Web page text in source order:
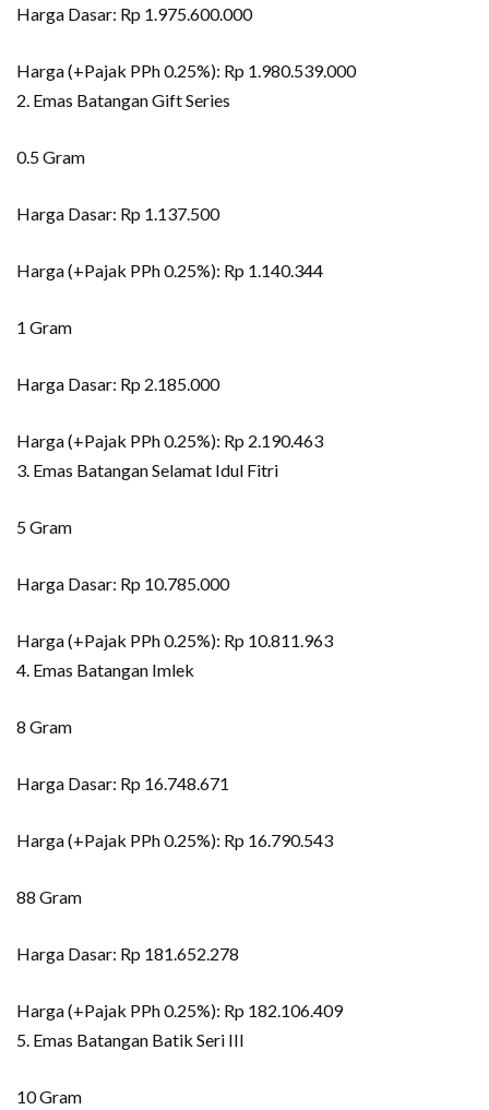
Harga Dasar: Rp 1.975.600.000
Harga (+Pajak PPh 0.25%): Rp 1.980.539.000
2. Emas Batangan Gift Series
0.5 Gram
Harga Dasar: Rp 1.137.500
Harga (+Pajak PPh 0.25%): Rp 1.140.344
1 Gram
Harga Dasar: Rp 2.185.000
Harga (+Pajak PPh 0.25%): Rp 2.190.463
3. Emas Batangan Selamat Idul Fitri
5 Gram
Harga Dasar: Rp 10.785.000
Harga (+Pajak PPh 0.25%): Rp 10.811.963
4. Emas Batangan Imlek
8 Gram
Harga Dasar: Rp 16.748.671
Harga (+Pajak PPh 0.25%): Rp 16.790.543
88 Gram
Harga Dasar: Rp 181.652.278
Harga (+Pajak PPh 0.25%): Rp 182.106.409
5. Emas Batangan Batik Seri III
10 Gram